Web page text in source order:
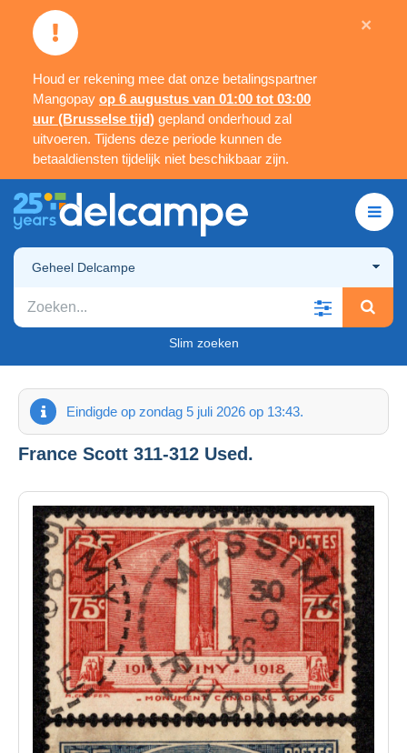
Houd er rekening mee dat onze betalingspartner
Mangopay op 6 augustus van 01:00 tot 03:00
uur (Brusselse tijd) gepland onderhoud zal
uitvoeren. Tijdens deze periode kunnen de
betaaldiensten tijdelijk niet beschikbaar zijn.
×
Geheel Delcampe
Slim zoeken
Eindigde op zondag 5 juli 2026 op 13:43.
France Scott 311-312 Used.